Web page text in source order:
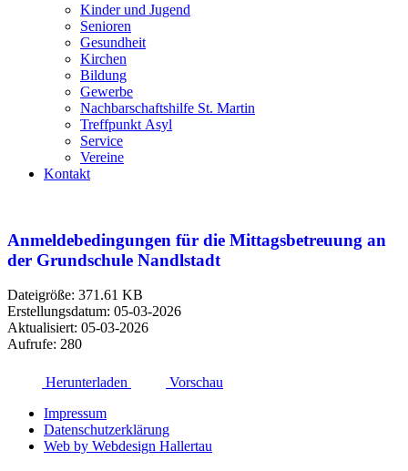
Kinder und Jugend
Senioren
Gesundheit
Kirchen
Bildung
Gewerbe
Nachbarschaftshilfe St. Martin
Treffpunkt Asyl
Service
Vereine
Kontakt
Anmeldebedingungen für die Mittagsbetreuung an
der Grundschule Nandlstadt
Dateigröße: 371.61 KB
Erstellungsdatum: 05-03-2026
Aktualisiert: 05-03-2026
Aufrufe: 280
Herunterladen
Vorschau
Impressum
Datenschutzerklärung
Web by Webdesign Hallertau